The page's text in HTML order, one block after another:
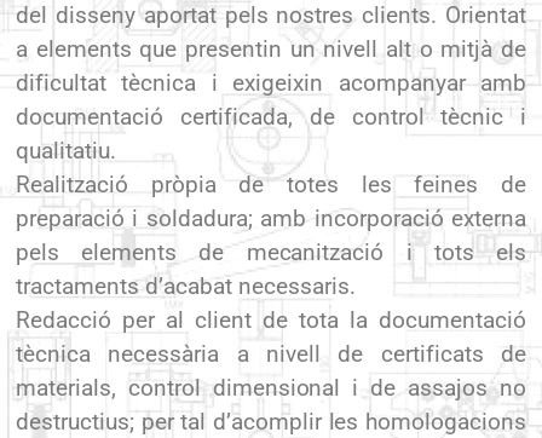
del disseny aportat pels nostres clients. Orientat
a elements que presentin un nivell alt o mitjà de
dificultat tècnica i exigeixin acompanyar amb
documentació certificada, de control tècnic i
qualitatiu.
Realització pròpia de totes les feines de
preparació i soldadura; amb incorporació externa
pels elements de mecanització i tots els
tractaments d’acabat necessaris.
Redacció per al client de tota la documentació
tècnica necessària a nivell de certificats de
materials, control dimensional i de assajos no
destructius; per tal d’acomplir les homologacions